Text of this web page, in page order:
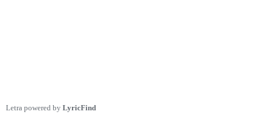
Letra powered by LyricFind